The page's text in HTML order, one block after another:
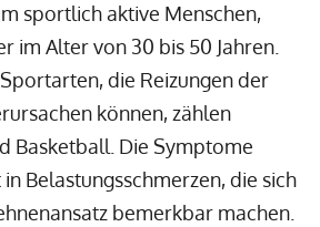
sportlich aktive Menschen,
im Alter von 30 bis 50 Jahren.
die Reizungen der
können, zählen
Basketball. Die Symptome
Belastungsschmerzen, die sich
bemerkbar machen.